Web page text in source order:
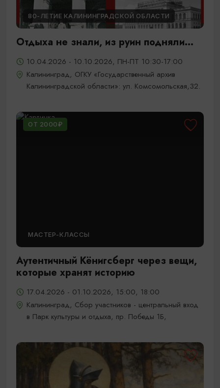
80-ЛЕТИЕ КАЛИНИНГРАДСКОЙ ОБЛАСТИ
Отдыха не знали, из руин подняли...
10.04.2026 - 10.10.2026, ПН-ПТ 10:30-17:00
Калининград, ОГКУ «Государственный архив
Калининградской области»: ул. Комсомольская,32.
ОТ 2000₽
МАСТЕР-КЛАССЫ
Аутентичный Кёнигсберг через вещи,
которые хранят историю
17.04.2026 - 01.10.2026, 15:00, 18:00
Калининград, Сбор участников - центральный вход
в Парк культуры и отдыха, пр. Победы 1Б,